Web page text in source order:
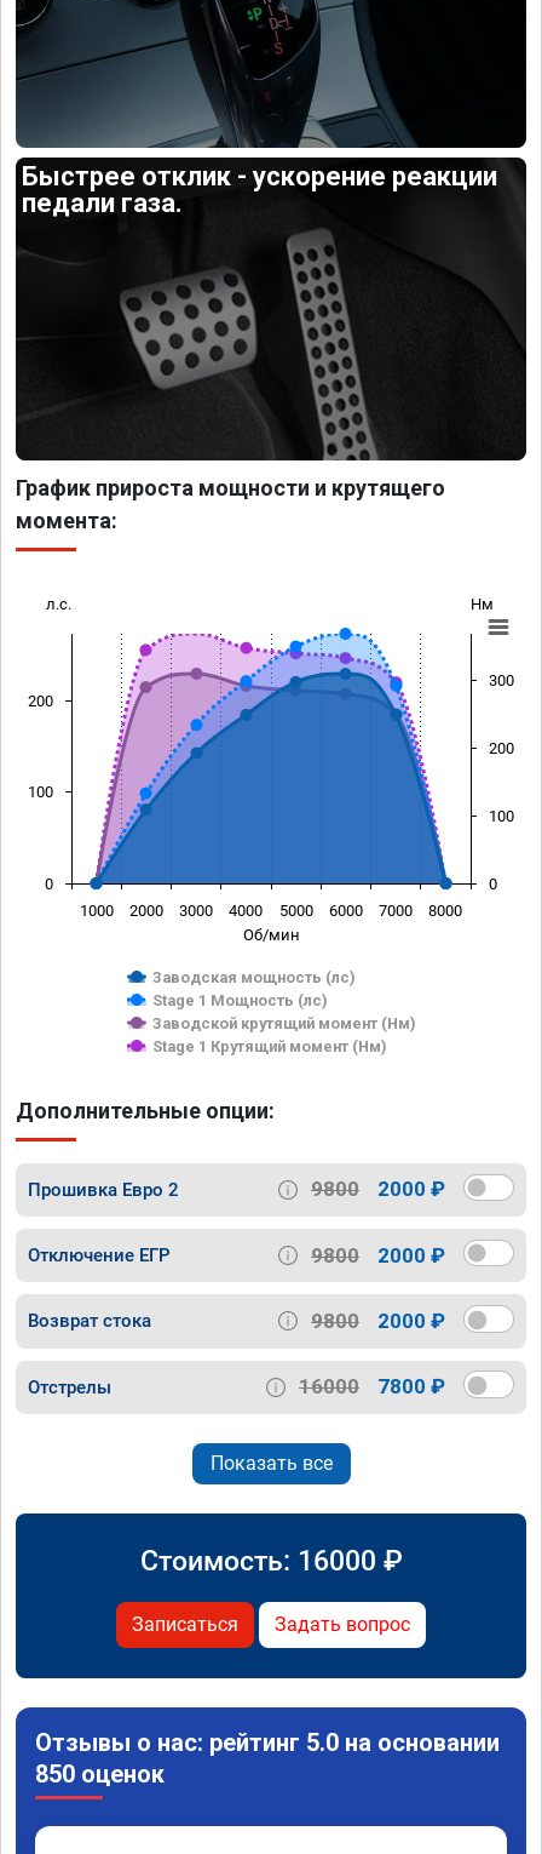
Быстрее отклик - ускорение реакции
педали газа.
График прироста мощности и крутящего
момента:
Об/мин
л.с. Нм
Заводская мощность (лс)
Stage 1 Мощность (лс)
Заводской крутящий момент (Нм)
Stage 1 Крутящий момент (Нм)
1000 2000 3000 4000 5000 6000 7000 8000
0
100
200
0
100
200
300
Дополнительные опции:
Прошивка Евро 2 9800 2000 ₽
Отключение ЕГР 9800 2000 ₽
Возврат стока 9800 2000 ₽
Отстрелы 16000 7800 ₽
Показать все
Стоимость: 16000 ₽
Записаться Задать вопрос
Отзывы о нас: рейтинг 5.0 на основании
850 оценок